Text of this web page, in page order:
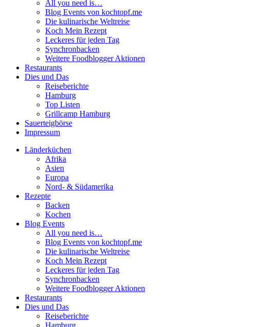
All you need is…
Blog Events von kochtopf.me
Die kulinarische Weltreise
Koch Mein Rezept
Leckeres für jeden Tag
Synchronbacken
Weitere Foodblogger Aktionen
Restaurants
Dies und Das
Reiseberichte
Hamburg
Top Listen
Grillcamp Hamburg
Sauerteigbörse
Impressum
Länderküchen
Afrika
Asien
Europa
Nord- & Südamerika
Rezepte
Backen
Kochen
Blog Events
All you need is…
Blog Events von kochtopf.me
Die kulinarische Weltreise
Koch Mein Rezept
Leckeres für jeden Tag
Synchronbacken
Weitere Foodblogger Aktionen
Restaurants
Dies und Das
Reiseberichte
Hamburg